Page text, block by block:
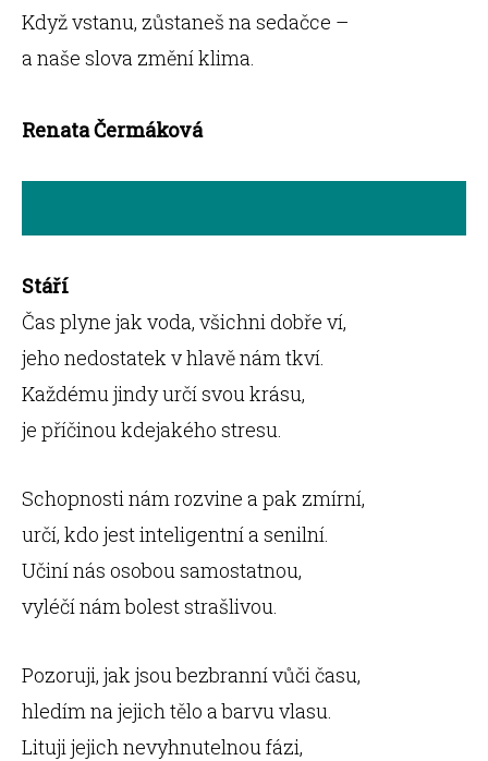
Když vstanu, zůstaneš na sedačce –
a naše slova změní klima.
Renata Čermáková
Stáří
Čas plyne jak voda, všichni dobře ví,
jeho nedostatek v hlavě nám tkví.
Každému jindy určí svou krásu,
je příčinou kdejakého stresu.
Schopnosti nám rozvine a pak zmírní,
určí, kdo jest inteligentní a senilní.
Učiní nás osobou samostatnou,
vyléčí nám bolest strašlivou.
Pozoruji, jak jsou bezbranní vůči času,
hledím na jejich tělo a barvu vlasu.
Lituji jejich nevyhnutelnou fázi,